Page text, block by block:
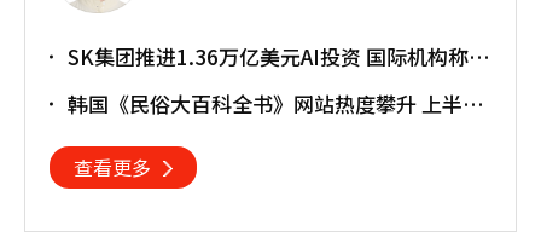
SK集团推进1.36万亿美元AI投资 国际机构称将
韩国《民俗大百科全书》网站热度攀升 上半年
查看更多